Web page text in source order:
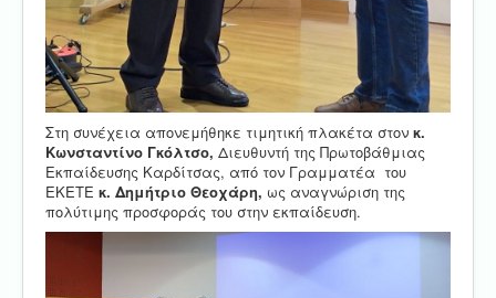
Στη συνέχεια απονεμήθηκε τιμητική πλακέτα στον κ.
Κωνσταντίνο Γκόλτσο, Διευθυντή της Πρωτοβάθμιας
Εκπαίδευσης Καρδίτσας, από τον Γραμματέα του
ΕΚΕΤΕ κ. Δημήτριο Θεοχάρη, ως αναγνώριση της
πολύτιμης προσφοράς του στην εκπαίδευση.